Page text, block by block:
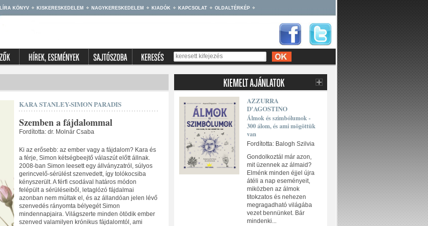
LÍRA KÖNYV KISKERESKEDELEM NAGYKERESKEDELEM KIADÓK KAPCSOLAT OLDALTÉRKÉP
KARA STANLEY-SIMON PARADIS
Szemben a fájdalommal
Fordította: dr. Molnár Csaba
Ki az erősebb: az ember vagy a fájdalom? Kara és
a férje, Simon kétségbeejtő válaszút előtt állnak.
2008-ban Simon leesett egy állványzatról, súlyos
gerincvelő-sérülést szenvedett, így tolókocsiba
kényszerült. A férfi csodával határos módon
felépült a sérüléseiből, letaglózó fájdalmai
azonban nem múltak el, és az állandóan jelen lévő
szenvedés rányomta bélyegét Simon
mindennapjaira. Világszerte minden ötödik ember
szenved valamilyen krónikus fájdalomtól, ami
AZZURRA
D'AGOSTINO
Álmok és szimbólumok -
300 álom, és ami mögöttük
van
Fordította: Balogh Szilvia
Gondolkoztál már azon,
mit üzennek az álmaid?
Elménk minden éjjel újra
átéli a nap eseményeit,
miközben az álmok
titokzatos és nehezen
megragadható világába
vezet bennünket. Bár
mindenki...